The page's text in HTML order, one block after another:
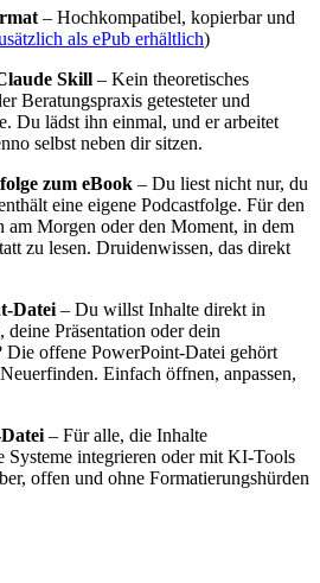
– Hochkompatibel, kopierbar und
als ePub erhältlich)
Skill – Kein theoretisches
Beratungspraxis getesteter und
Du lädst ihn einmal, und er arbeitet
selbst neben dir sitzen.
zum eBook – Du liest nicht nur, du
eine eigene Podcastfolge. Für den
am Morgen oder den Moment, in dem
zu lesen. Druidenwissen, das direkt
Datei – Du willst Inhalte direkt in
Präsentation oder dein
offene PowerPoint-Datei gehört
Einfach öffnen, anpassen,
– Für alle, die Inhalte
Systeme integrieren oder mit KI-Tools
offen und ohne Formatierungshürden